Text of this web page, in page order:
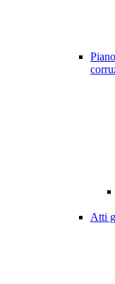
Atti